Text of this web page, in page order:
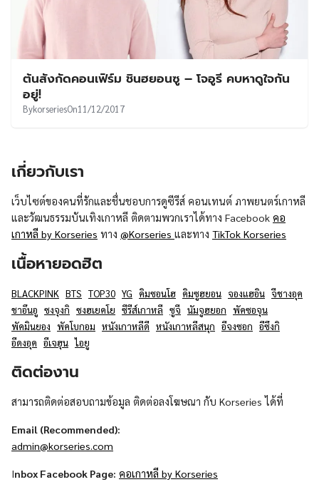
ต้นสังกัดคอนเฟิร์ม ชินฮยอนซู – โจอูรี คบหาดูใจกัน
อยู่!
BykorseriesOn11/12/2017
เกี่ยวกับเรา
เว็บไซต์ของคนที่รักและชื่นชอบการดูซีรีส์ คอนเทนต์ ภาพยนตร์เกาหลี
และวัฒนธรรมบันเทิงเกาหลี ติดตามพวกเราได้ทาง Facebook คอ
เกาหลี by Korseries ทาง @Korseries และทาง TikTok Korseries
เนื้อหายอดฮิต
BLACKPINK BTS TOP30 YG คิมซอนโฮ คิมซูฮยอน จองแฮอิน จีชางอุค
ชาอึนอู ซงจุงกิ ซงฮเยคโย ซีรีส์เกาหลี ซูจี นัมจูฮยอก พัคซอจุน
พัคมินยอง พัคโบกอม หนังเกาหลีดี หนังเกาหลีสนุก อีจงซอก อีซึงกิ
อีดงอุค อีเจฮุน ไอยู
ติดต่องาน
สามารถติดต่อสอบถามข้อมูล ติดต่อลงโฆษณา กับ Korseries ได้ที่
Email (Recommended):
admin@korseries.com
Inbox Facebook Page: คอเกาหลี by Korseries